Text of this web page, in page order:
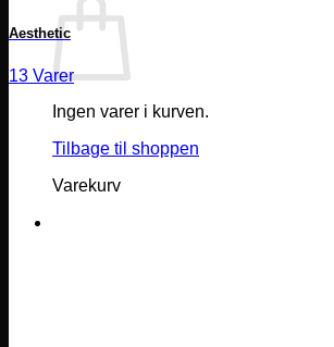
Ingen varer i kurven.
Tilbage til shoppen
Varekurv
Aesthetic
13 Varer